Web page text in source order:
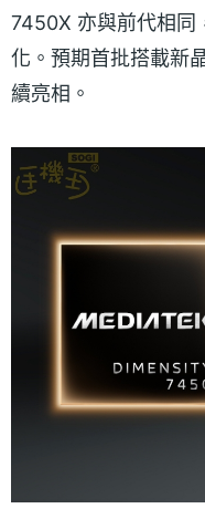
7450X 亦與前代相同
化。預期首批搭載新
續亮相。